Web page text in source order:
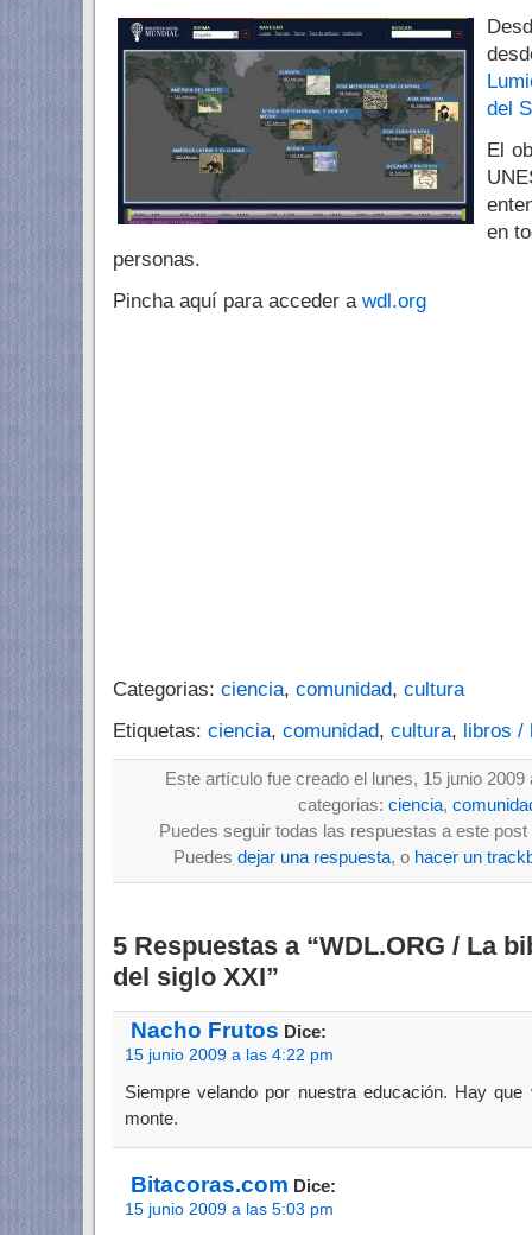
del
El
en
personas.
Pincha aquí para acceder a wdl.org
Categorias: ciencia, comunidad, cultura
Etiquetas: ciencia, comunidad, cultura, libros /
Este artículo fue creado el lunes, 15 junio
categorias: ciencia,
Puedes seguir todas las respuestas a este
Puedes dejar una respuesta, o hacer un
5 Respuestas a “WDL.ORG / La
del siglo XXI”
Nacho Frutos Dice:
15 junio 2009 a las 4:22 pm
Siempre velando por nuestra educación. Hay
monte.
Bitacoras.com Dice:
15 junio 2009 a las 5:03 pm